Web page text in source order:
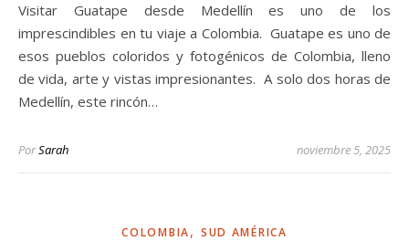
Visitar Guatape desde Medellín es uno de los
imprescindibles en tu viaje a Colombia. Guatape es uno de
esos pueblos coloridos y fotogénicos de Colombia, lleno
de vida, arte y vistas impresionantes. A solo dos horas de
Medellín, este rincón…
PorSarah noviembre 5, 2025
COLOMBIA, SUD AMÉRICA